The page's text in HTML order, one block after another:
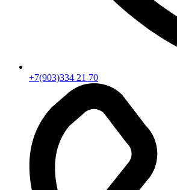
+7(903)334 21 70